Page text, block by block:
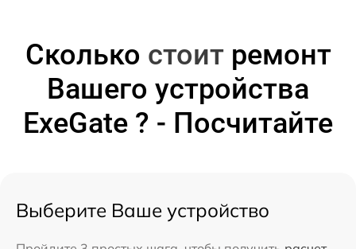
Сколько стоитремонт
Вашего устройства
ExeGate ? - Посчитайте
Выберите Ваше устройство